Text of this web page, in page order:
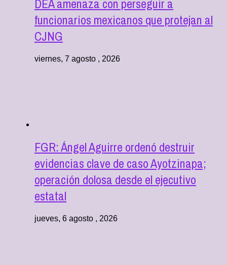
DEA amenaza con perseguir a
funcionarios mexicanos que protejan al
CJNG
viernes, 7 agosto , 2026
FGR: Ángel Aguirre ordenó destruir
evidencias clave de caso Ayotzinapa;
operación dolosa desde el ejecutivo
estatal
jueves, 6 agosto , 2026